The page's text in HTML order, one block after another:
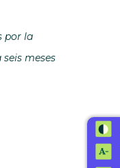
por la
seis meses